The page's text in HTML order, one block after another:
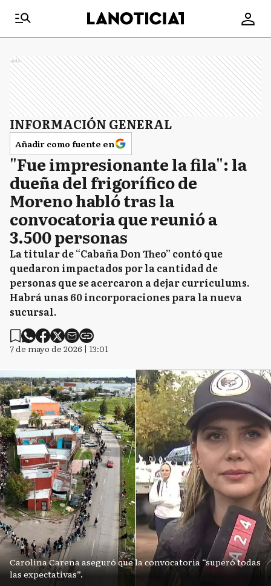
Ads
INFORMACIÓN GENERAL
Añadir como fuente en
"Fue impresionante la fila": la
dueña del frigorífico de
Moreno habló tras la
convocatoria que reunió a
3.500 personas
La titular de “Cabaña Don Theo” contó que
quedaron impactados por la cantidad de
personas que se acercaron a dejar currículums.
Habrá unas 60 incorporaciones para la nueva
sucursal.
7 de mayo de 2026 | 13:01
Carolina Carena aseguró que la convocatoria “superó todas
las expectativas”.